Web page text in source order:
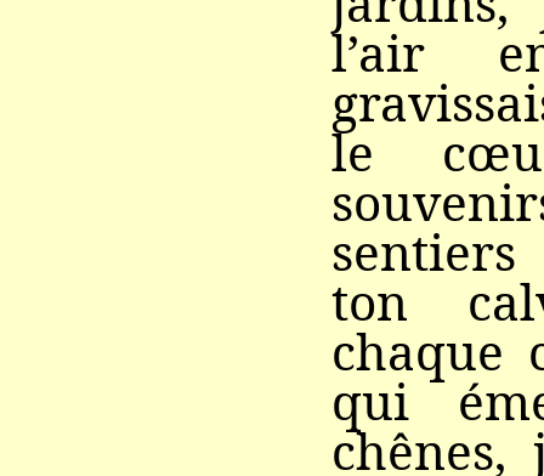
l’air
le
ton
chaque
qui
chênes,